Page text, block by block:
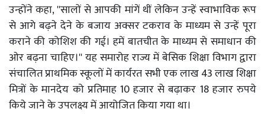
उन्होंने कहा, ''सालों से आपकी मांगें थीं लेकिन उन्हें स्वाभाविक रूप
से आगे बढ़ने देने के बजाय अक्सर टकराव के माध्यम से उन्हें पूरा
कराने की कोशिश की गई। हमें बातचीत के माध्यम से समाधान की
ओर बढ़ना चाहिए।'' यह समारोह राज्य में बेसिक शिक्षा विभाग द्वारा
संचालित प्राथमिक स्कूलों में कार्यरत सभी एक लाख 43 लाख शिक्षा
मित्रों के मानदेय को प्रतिमाह 10 हजार से बढ़ाकर 18 हजार रुपये
किये जाने के उपलक्ष्य में आयोजित किया गया था।